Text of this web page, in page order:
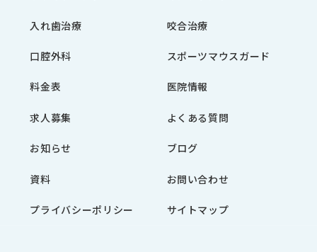
入れ歯治療 咬合治療
口腔外科 スポーツマウスガード
料金表 医院情報
求人募集 よくある質問
お知らせ ブログ
資料 お問い合わせ
プライバシーポリシー サイトマップ